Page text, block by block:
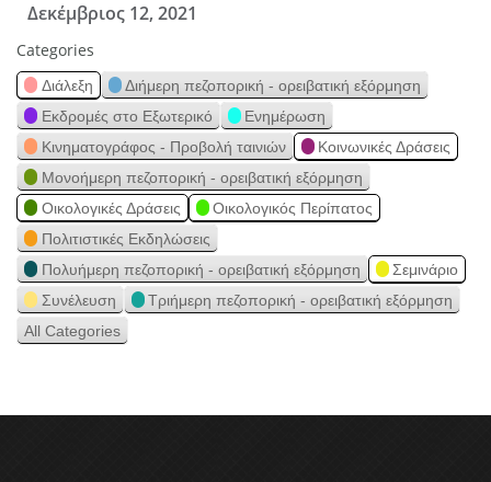
Δεκέμβριος 12, 2021
Categories
Διάλεξη
Διήμερη πεζοπορική - ορειβατική εξόρμηση
Εκδρομές στο Εξωτερικό
Ενημέρωση
Κινηματογράφος - Προβολή ταινιών
Κοινωνικές Δράσεις
Μονοήμερη πεζοπορική - ορειβατική εξόρμηση
Οικολογικές Δράσεις
Οικολογικός Περίπατος
Πολιτιστικές Εκδηλώσεις
Πολυήμερη πεζοπορική - ορειβατική εξόρμηση
Σεμινάριο
Συνέλευση
Τριήμερη πεζοπορική - ορειβατική εξόρμηση
All Categories